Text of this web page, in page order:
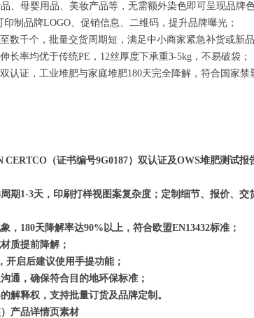
、母婴用品、美妆产品等，无需额外染色即可呈现品牌色
制品牌LOGO、促销信息、二维码，提升品牌曝光；
数千个，批量交货周期短，满足中小商家紧急补货或新品
率均优于传统PE，12丝厚度下承重3-5kg，不易破袋；
认证，工业堆肥与家庭堆肥180天完全降解，符合国家
CERTCO（证书编号9G0187）双认证及OWS堆肥测试报
期1-3天，印刷打样视图案复杂度；定制细节、报价、交
180天降解率达90%以上，符合欧盟EN13432标准；
质提前降解；
启后建议使用手提功能；
通，确保符合目的地环保标准；
解释权，支持批量订货及品牌定制。
产品详情页素材